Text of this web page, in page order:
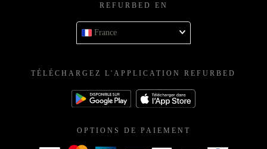
REFURBED EN
France
TÉLÉCHARGEZ L'APPLICATION REFURBED
OPTIONS DE PAIEMENT